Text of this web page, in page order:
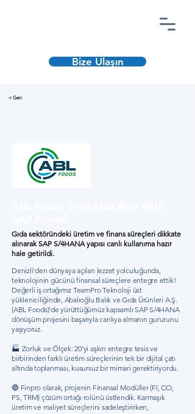
Bize Ulaşın
< Geri
Gıda sektöründeki üretim ve finans süreçleri dikkate
alınarak SAP S/4HANA yapısı canlı kullanıma hazır
hale getirildi.
Denizli’den dünyaya açılan lezzet yolculuğunda,
teknolojinin gücünü finansal süreçlere entegre ettik!
Değerli iş ortağımız TeamPro Teknoloji üst
yükleniciliğinde, Abalıoğlu Balık ve Gıda Ürünleri A.Ş.
(ABL Foods)'de yürüttüğümüz kapsamlı SAP S/4HANA
dönüşüm projesini başarıyla canlıya almanın gururunu
yaşıyoruz.
🏭 Zorluk ve Ölçek: 20'yi aşkın entegre tesis ve
birbirinden farklı üretim süreçlerinin tek bir dijital çatı
altında toplanması, kusursuz bir mimari gerektiriyordu.
🔵 Finpro olarak, projenin Finansal Modüller (FI, CO,
PS, TRM) çözüm ortağı rolünü üstlendik. Karmaşık
üretim ve maliyet süreçlerini sadeleştirirken,